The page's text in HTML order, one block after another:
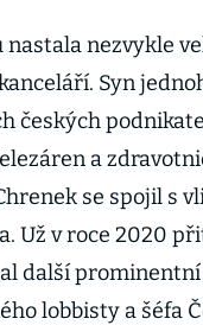
nastala nezvykle
Syn
českých
a
se spojil s
Už v roce 2020
další prominentní
lobbisty a šéfa